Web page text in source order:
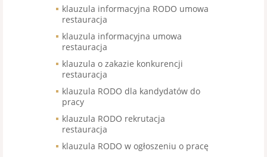
klauzula informacyjna RODO umowa
restauracja
klauzula informacyjna umowa
restauracja
klauzula o zakazie konkurencji
restauracja
klauzula RODO dla kandydatów do
pracy
klauzula RODO rekrutacja
restauracja
klauzula RODO w ogłoszeniu o pracę